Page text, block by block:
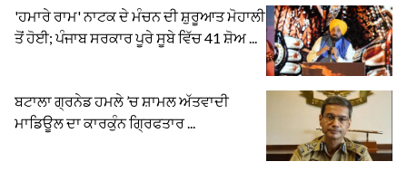
'ਹਮਾਰੇ ਰਾਮ' ਨਾਟਕ ਦੇ ਮੰਚਨ ਦੀ ਸ਼ੁਰੂਆਤ ਮੋਹਾਲੀ
ਤੋਂ ਹੋਈ; ਪੰਜਾਬ ਸਰਕਾਰ ਪੂਰੇ ਸੂਬੇ ਵਿੱਚ 41 ਸ਼ੋਅ ...
ਬਟਾਲਾ ਗ੍ਰਨੇਡ ਹਮਲੇ ’ਚ ਸ਼ਾਮਲ ਅੱਤਵਾਦੀ
ਮਾਡਿਊਲ ਦਾ ਕਾਰਕੁੰਨ ਗ੍ਰਿਫਤਾਰ ...